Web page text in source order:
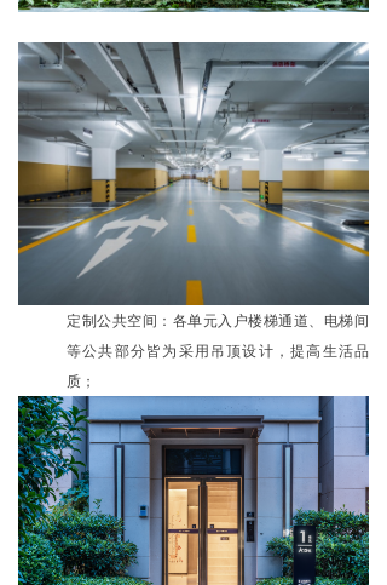
定制公共空间：各单元入户楼梯通道、电梯间
等公共部分皆为采用吊顶设计，提高生活品
质；